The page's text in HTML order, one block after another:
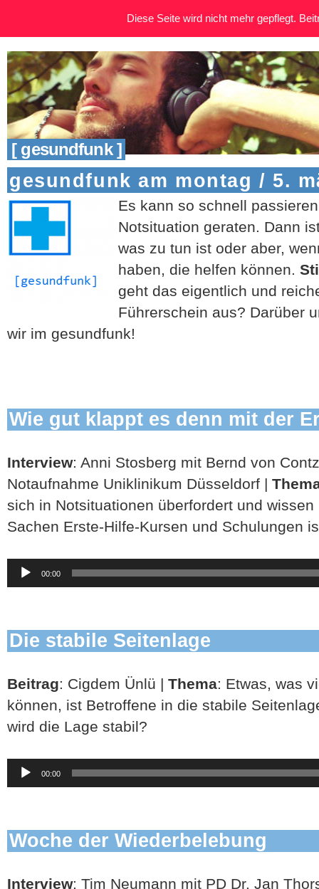
[ gesundfunk ]
gesundfunk am montag / 5.
Es kann so schnell
Notsituation geraten. Dann
was zu tun ist oder aber,
haben, die helfen können.
geht das eigentlich und
Führerschein aus? Darüber
wir im gesundfunk!
Wie gut klappt es denn mit der
Interview: Anni Stosberg mit Bernd von
Notaufnahme Uniklinikum Düsseldorf |
sich in Notsituationen überfordert und
Sachen Erste-Hilfe-Kursen und Schulungen
Audio-
Player
00:00
Die stabile Seitenlage
Beitrag: Cigdem Ünlü | Thema: Etwas, was
können, ist Betroffene in die stabile
wird die Lage stabil?
Audio-
Player
00:00
Woche der Wiederbelebung
Interview: Tim Neumann mit PD Dr. Jan
Diese Seite wird nicht mehr gepflegt.